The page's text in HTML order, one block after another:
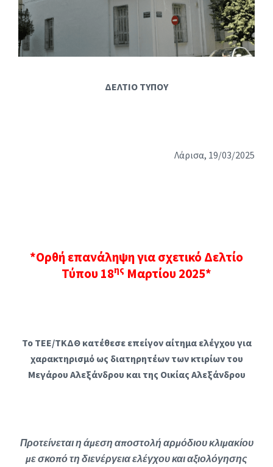
ΔΕΛΤΙΟ ΤΥΠΟΥ
Λάρισα, 19/03/2025
*Ορθή επανάληψη για σχετικό Δελτίο
Τύπου 18ης Μαρτίου 2025*
Το ΤΕΕ/ΤΚΔΘ κατέθεσε επείγον αίτημα ελέγχου για
χαρακτηρισμό ως διατηρητέων των κτιρίων του
Μεγάρου Αλεξάνδρου και της Οικίας Αλεξάνδρου
Προτείνεται η άμεση αποστολή αρμόδιου κλιμακίου
με σκοπό τη διενέργεια ελέγχου και αξιολόγησης